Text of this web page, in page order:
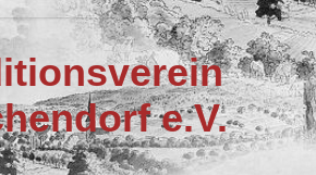
e.V.